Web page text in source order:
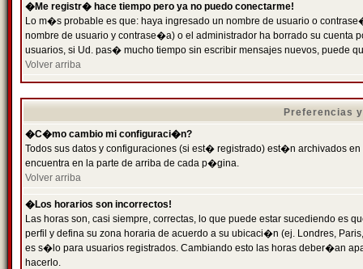
�Me registr� hace tiempo pero ya no puedo conectarme!
Lo m�s probable es que: haya ingresado un nombre de usuario o
nombre de usuario y contrase�a) o el administrador ha borrado su
usuarios, si Ud. pas� mucho tiempo sin escribir mensajes nuevos, puede
Volver arriba
Preferencias
�C�mo cambio mi configuraci�n?
Todos sus datos y configuraciones (si est� registrado) est�n archivados
encuentra en la parte de arriba de cada p�gina.
Volver arriba
�Los horarios son incorrectos!
Las horas son, casi siempre, correctas, lo que puede estar sucediendo es
perfil y defina su zona horaria de acuerdo a su ubicaci�n (ej. Londres,
es s�lo para usuarios registrados. Cambiando esto las horas deber�an
hacerlo.